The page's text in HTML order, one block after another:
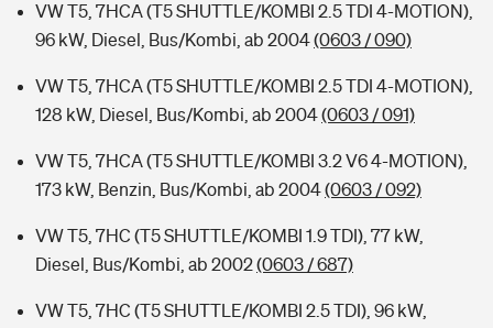
Wer versichert was: Jetzt Versicherer finden
Sie haben Fragen?
Musikinstrumentenversicherung
Zur Übersicht
Tools
Kinderunfall-Check: Mehr Sicherheit für deine Kids
VW T5, 7HCA (T5 SHUTTLE/KOMBI 2.5 TDI 4-MOTION),
96 kW, Diesel, Bus/Kombi, ab 2004(0603 / 090)
VW T5, 7HCA (T5 SHUTTLE/KOMBI 2.5 TDI 4-MOTION),
128 kW, Diesel, Bus/Kombi, ab 2004(0603 / 091)
VW T5, 7HCA (T5 SHUTTLE/KOMBI 3.2 V6 4-MOTION),
173 kW, Benzin, Bus/Kombi, ab 2004(0603 / 092)
VW T5, 7HC (T5 SHUTTLE/KOMBI 1.9 TDI), 77 kW,
Diesel, Bus/Kombi, ab 2002(0603 / 687)
VW T5, 7HC (T5 SHUTTLE/KOMBI 2.5 TDI), 96 kW,